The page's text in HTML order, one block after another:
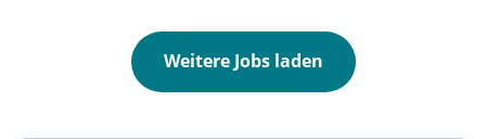
Weitere Jobs laden